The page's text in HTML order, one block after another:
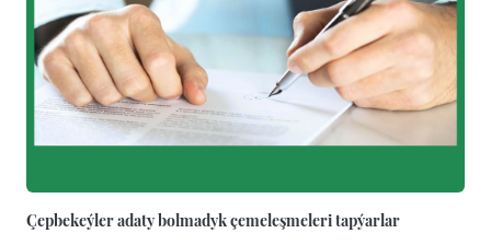
Çepbekeýler adaty bolmadyk çemeleşmeleri tapýarlar